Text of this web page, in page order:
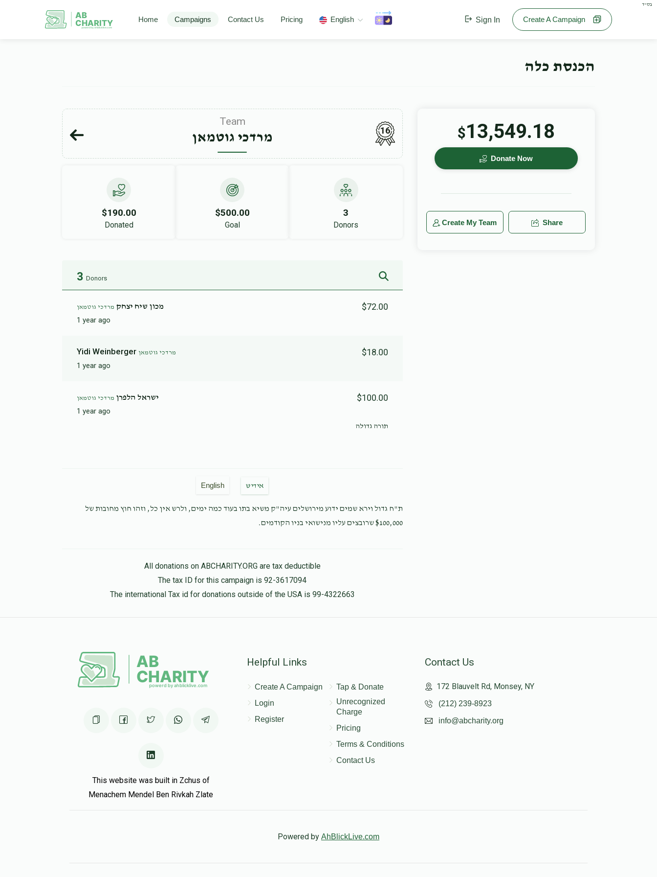
בס"ד
AB
CHARITY
powerd by ahblicklive.com
Home Campaigns Contact Us Pricing English Sign In Create A Campaign
הכנסת כלה
Team
מרדכי גוטמאן 16
$190.00
Donated
$500.00
Goal
3
Donors
3 Donors
מכון שיח יצחק מרדכי גוטמאן
1 year ago
$72.00
Yidi Weinberger מרדכי גוטמאן
1 year ago
$18.00
ישראל הלפרן מרדכי גוטמאן
1 year ago
$100.00
תורה גדולה
English אידיש
ת"ח גדול וירא שמים ידוע מירושלים עיה"ק משיא בתו בעוד כמה ימים, ולרש אין כל, וזהו חוץ מחובות של
$100,000 שרובצים עליו מנישואי בניו הקודמים.
All donations on ABCHARITY.ORG are tax deductible
The tax ID for this campaign is 92-3617094
The international Tax id for donations outside of the USA is 99-4322663
$13,549.18
Donate Now
Create My Team Share
This website was built in Zchus of
Menachem Mendel Ben Rivkah Zlate
Helpful Links
Create A Campaign
Login
Register
Tap & Donate
Unrecognized
Charge
Pricing
Terms & Conditions
Contact Us
Contact Us
172 Blauvelt Rd, Monsey, NY
(212) 239-8923
info@abcharity.org
Powered by AhBlickLive.com